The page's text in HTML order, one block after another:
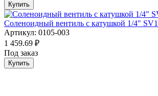
Купить
Соленоидный вентиль с катушкой 1/4"
Артикул: 0105-003
1 459.69 ₽
Под заказ
Купить